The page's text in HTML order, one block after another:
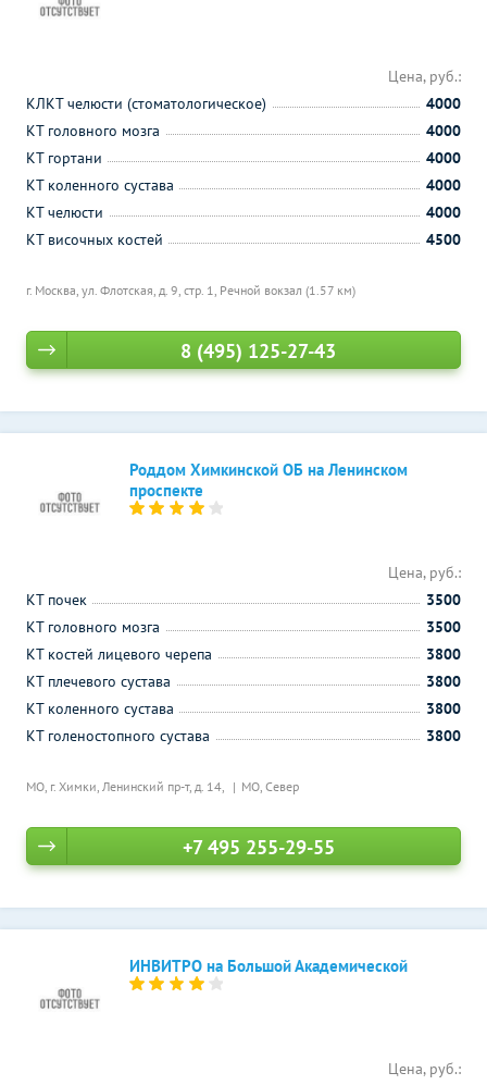
г. Москва, ул. Флотская, д. 9, стр. 1, Речной вокзал (1.57 км)
Цена, руб.:
КЛКТ челюсти (стоматологическое)
4000
КТ головного мозга
4000
КТ гортани
4000
КТ коленного сустава
4000
КТ челюсти
4000
КТ височных костей
4500
8 (495) 125-27-43
Роддом Химкинской ОБ на Ленинском
проспекте
МО, г. Химки, Ленинский пр-т, д. 14, МО, Север
Цена, руб.:
КТ почек
3500
КТ головного мозга
3500
КТ костей лицевого черепа
3800
КТ плечевого сустава
3800
КТ коленного сустава
3800
КТ голеностопного сустава
3800
+7 495 255-29-55
ИНВИТРО на Большой Академической
Цена, руб.: